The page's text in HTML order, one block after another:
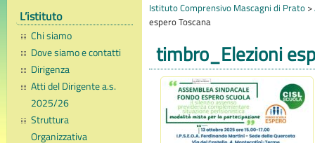
L’istituto
Chi siamo
Dove siamo e contatti
Dirigenza
Atti del Dirigente a.s.
2025/26
Struttura
Organizzativa
Istituto Comprensivo Mascagni di Prato>
espero Toscana
timbro_Elezioni